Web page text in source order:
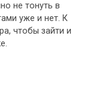
не тонуть в
уже и нет. К
чтобы зайти и